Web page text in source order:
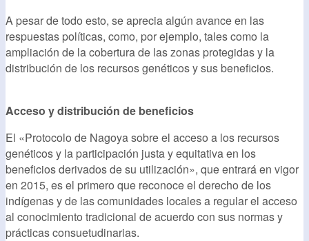
A pesar de todo esto, se aprecia algún avance en las
respuestas políticas, como, por ejemplo, tales como la
ampliación de la cobertura de las zonas protegidas y la
distribución de los recursos genéticos y sus beneficios.
Acceso y distribución de beneficios
El «Protocolo de Nagoya sobre el acceso a los recursos
genéticos y la participación justa y equitativa en los
beneficios derivados de su utilización», que entrará en vigor
en 2015, es el primero que reconoce el derecho de los
indígenas y de las comunidades locales a regular el acceso
al conocimiento tradicional de acuerdo con sus normas y
prácticas consuetudinarias.